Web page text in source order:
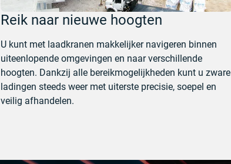
Reik naar nieuwe hoogten
U kunt met laadkranen makkelijker navigeren binnen
uiteenlopende omgevingen en naar verschillende
hoogten. Dankzij alle bereikmogelijkheden kunt u zware
ladingen steeds weer met uiterste precisie, soepel en
veilig afhandelen.